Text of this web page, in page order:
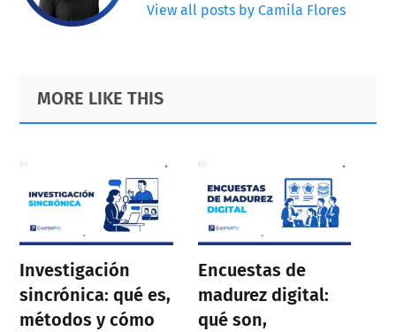
View all posts by Camila Flores
Primary
Sidebar
Footer
MORE LIKE THIS
Investigación
sincrónica: qué es,
métodos y cómo
Encuestas de
madurez digital:
qué son,